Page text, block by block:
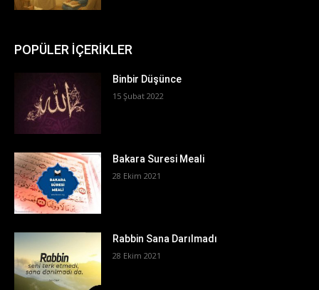
POPÜLER İÇERİKLER
Binbir Düşünce
15 Şubat 2022
Bakara Suresi Meali
28 Ekim 2021
Rabbin Sana Darılmadı
28 Ekim 2021